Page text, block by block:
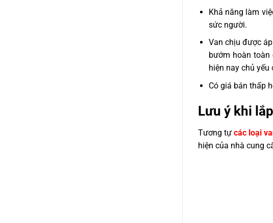
Khả năng làm
sức người.
Van chịu được
bướm hoàn toàn
hiện nay chủ yếu
Có giá bán thấp
Lưu ý khi
Tương tựcác loại
hiện của nhà cung